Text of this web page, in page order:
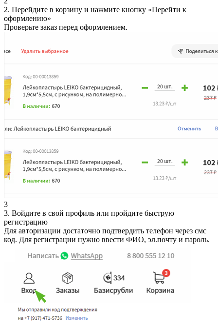
2. Перейдите в корзину и нажмите кнопку «Перейти к
оформлению»
Проверьте заказ перед оформлением.
3
3. Войдите в свой профиль или пройдите быструю
регистрацию
Для авторизации достаточно подтвердить телефон через смс
код. Для регистрации нужно ввести ФИО, эл.почту и пароль.